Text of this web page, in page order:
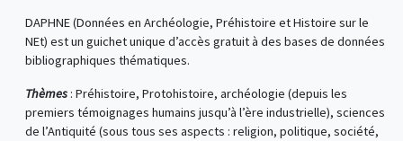
DAPHNE (Données en Archéologie, Préhistoire et Histoire sur le
NEt) est un guichet unique d’accès gratuit à des bases de données
bibliographiques thématiques.
Thèmes : Préhistoire, Protohistoire, archéologie (depuis les
premiers témoignages humains jusqu’à l’ère industrielle), sciences
de l’Antiquité (sous tous ses aspects : religion, politique, société,